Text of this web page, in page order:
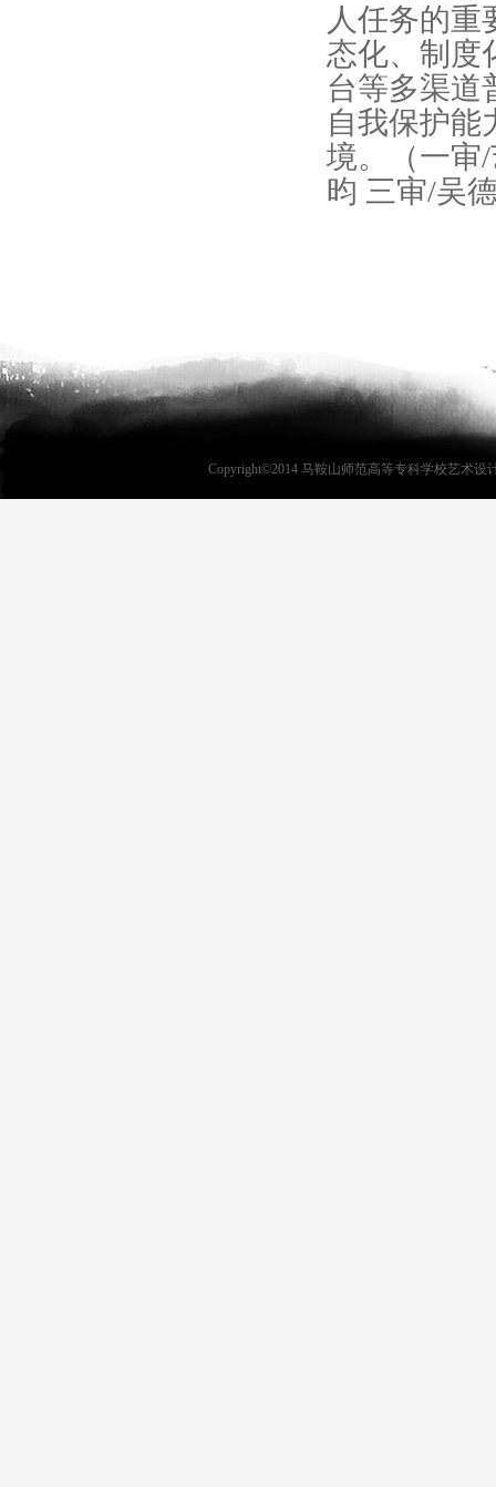
人任务的
态化、制度
台等多渠道
自我保护能
境。（一审
昀 三审/吴
Copyright©2014 马鞍山师范高等专科学校艺术